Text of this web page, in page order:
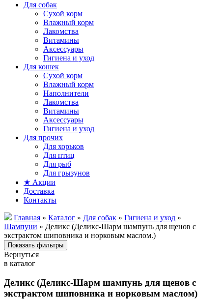
Для собак
Сухой корм
Влажный корм
Лакомства
Витамины
Аксессуары
Гигиена и уход
Для кошек
Сухой корм
Влажный корм
Наполнители
Лакомства
Витамины
Аксессуары
Гигиена и уход
Для прочих
Для хорьков
Для птиц
Для рыб
Для грызунов
★ Акции
Доставка
Контакты
Главная » Каталог » Для собак » Гигиена и уход »
Шампуни » Деликс (Деликс-Шарм шампунь для щенов с
экстрактом шиповника и норковым маслом.)
Вернуться
в каталог
Деликс (Деликс-Шарм шампунь для щенов с
экстрактом шиповника и норковым маслом)